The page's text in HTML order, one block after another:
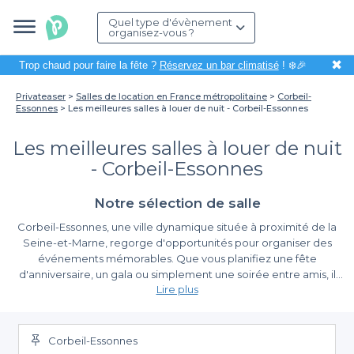
Quel type d'évènement
organisez-vous ?
Trop chaud pour faire la fête ? Réservez un bar climatisé! ❄️🎉 ✖
Privateaser Salles de location en France métropolitaine
Corbeil-
Essonnes
Les meilleures salles à louer de nuit - Corbeil-Essonnes
Les meilleures salles à louer de nuit
- Corbeil-Essonnes
Notre sélection de salle
Corbeil-Essonnes, une ville dynamique située à proximité de la
Seine-et-Marne, regorge d'opportunités pour organiser des
événements mémorables. Que vous planifiez une fête
d'anniversaire, un gala ou simplement une soirée entre amis, il
est essentiel de trouver le lieu idéal pour accueillir votre fête.
louer est désormais un jeu d'enfant.
La simplicité de la réservation avec Privateaser
Nous vous offrons la possibilité de choisir parmi les meilleures
Lire plus
Corbeil-Essonnes